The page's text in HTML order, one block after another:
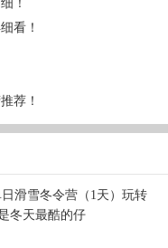
！
看！
荐！
日滑雪冬令营（1天）玩转
冬天最酷的仔